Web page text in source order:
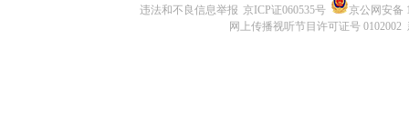
违法和不良信息举报 京ICP证060535号
京公网安备
网上传播视听节目许可证号 0102002